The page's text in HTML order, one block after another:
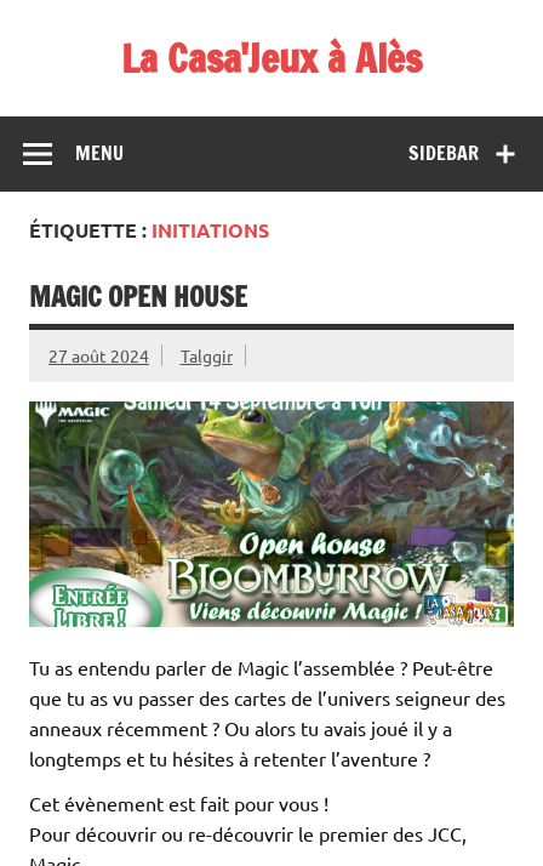
La Casa'Jeux à Alès
démos et de tournois
SIDEBAR
MENU
ÉTIQUETTE : INITIATIONS
MAGIC OPEN HOUSE
27 août 2024 Talggir
Tu as entendu parler de Magic l’assemblée ? Peut-être
que tu as vu passer des cartes de l’univers seigneur des
anneaux récemment ? Ou alors tu avais joué il y a
longtemps et tu hésites à retenter l’aventure ?
Cet évènement est fait pour vous !
Pour découvrir ou re-découvrir le premier des JCC,